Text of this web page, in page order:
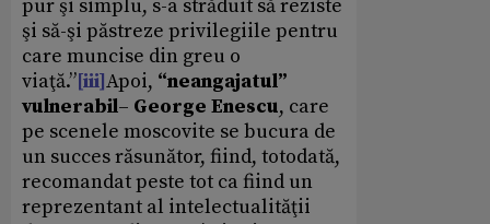
pur şi simplu, s-a străduit să reziste
şi să-şi păstreze privilegiile pentru
care muncise din greu o
viaţă.”[iii]Apoi, “neangajatul”
vulnerabil– George Enescu, care
pe scenele moscovite se bucura de
un succes răsunător, fiind, totodată,
recomandat peste tot ca fiind un
reprezentant al intelectualităţii